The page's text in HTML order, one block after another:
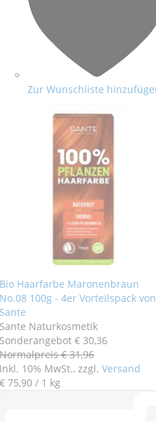
Zur Wunschliste
Bio Haarfarbe Maronenbraun
No.08 100g - 4er Vorteilspack von
Sante
Sante Naturkosmetik
Sonderangebot € 30,36
Normalpreis € 31,96
Inkl. 10% MwSt., zzgl. Versand
€ 75,90 / 1 kg